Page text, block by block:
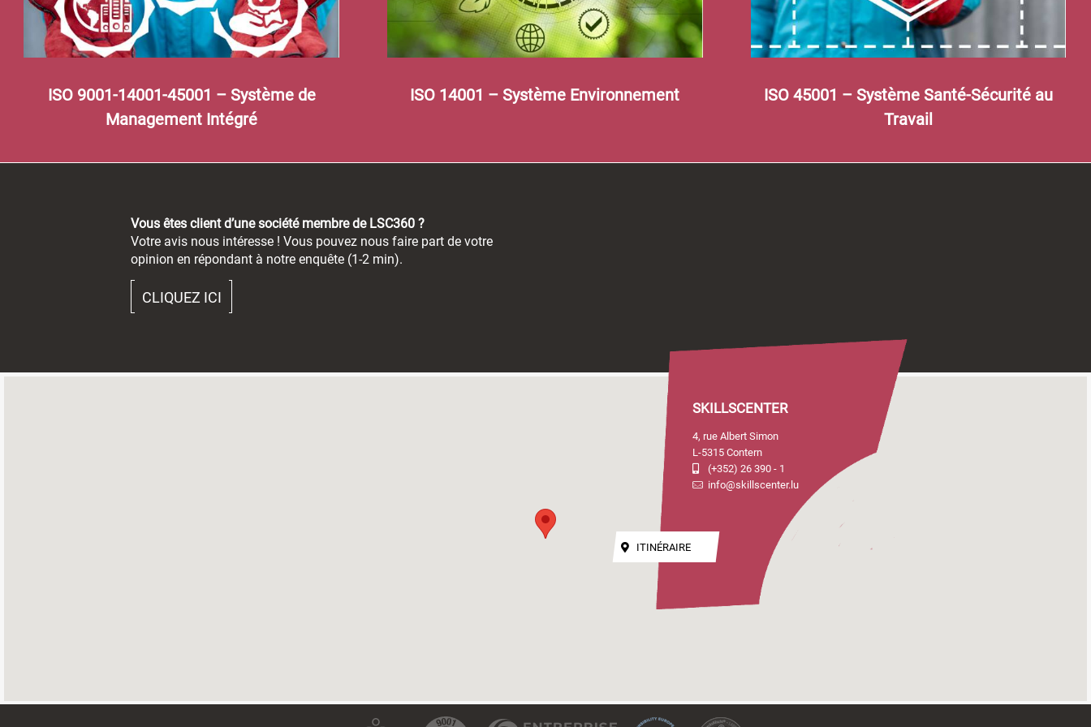
ISO 9001-14001-45001 – Système de
Management Intégré
ISO 14001 – Système Environnement
ISO 45001 – Système Santé-Sécurité au
Travail
Vous êtes client d’une société membre de LSC360 ?
Votre avis nous intéresse ! Vous pouvez nous faire part de votre
opinion en répondant à notre enquête (1-2 min).
CLIQUEZ ICI
SKILLSCENTER
4, rue Albert Simon
L-5315 Contern
(+352) 26 390 - 1
info@skillscenter.lu
ITINÉRAIRE